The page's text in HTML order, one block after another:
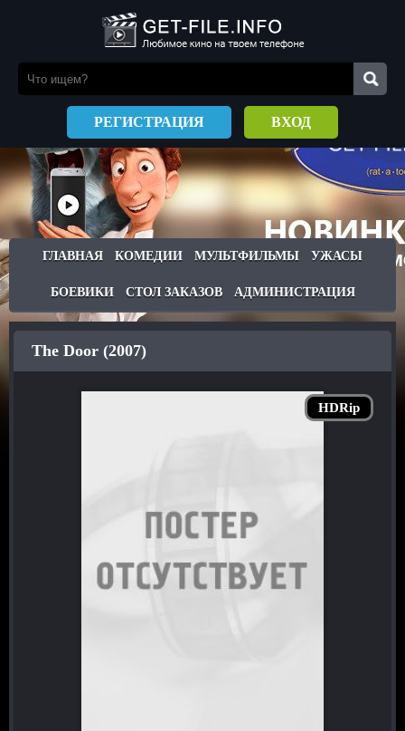
РЕГИСТРАЦИЯ ВХОД
ГЛАВНАЯ КОМЕДИИ МУЛЬТФИЛЬМЫ УЖАСЫ
БОЕВИКИ СТОЛ ЗАКАЗОВ АДМИНИСТРАЦИЯ
HDRip
The Door (2007)